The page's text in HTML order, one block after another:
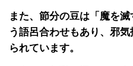
また、節分の豆は「魔を
う語呂合わせもあり、邪
られています。